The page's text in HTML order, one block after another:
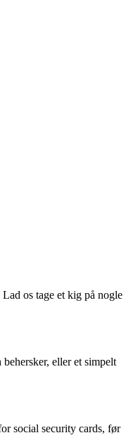
os tage et kig på nogle
eller et simpelt
social security cards, før